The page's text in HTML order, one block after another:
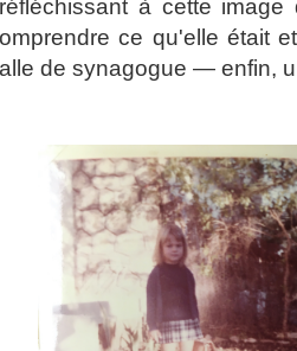
à cette
ce qu'elle était
de synagogue — enfin,